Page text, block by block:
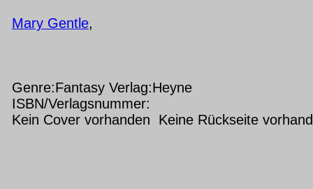
Mary Gentle,
Genre:Fantasy Verlag:Heyne
ISBN/Verlagsnummer:
Kein Cover vorhanden Keine Rückseite